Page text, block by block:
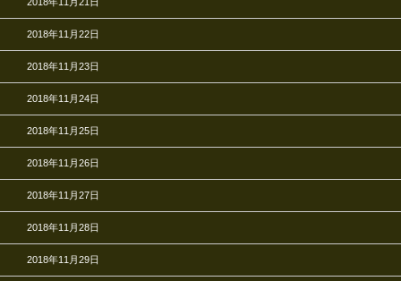
2018年11月22日
2018年11月23日
2018年11月24日
2018年11月25日
2018年11月26日
2018年11月27日
2018年11月28日
2018年11月29日